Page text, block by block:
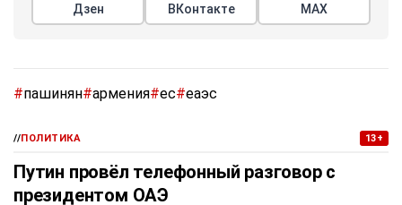
Дзен ВКонтакте МАХ
#пашинян#армения#ес#еаэс
//ПОЛИТИКА 13+
Путин провёл телефонный разговор с
президентом ОАЭ